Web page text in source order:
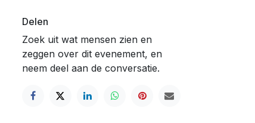
Delen
Zoek uit wat mensen zien en
zeggen over dit evenement, en
neem deel aan de conversatie.